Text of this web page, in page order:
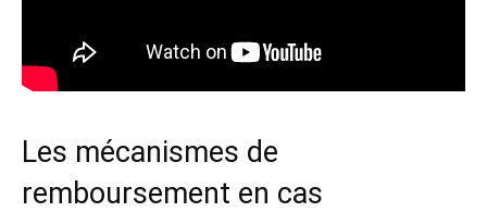
Les mécanismes de
remboursement en cas